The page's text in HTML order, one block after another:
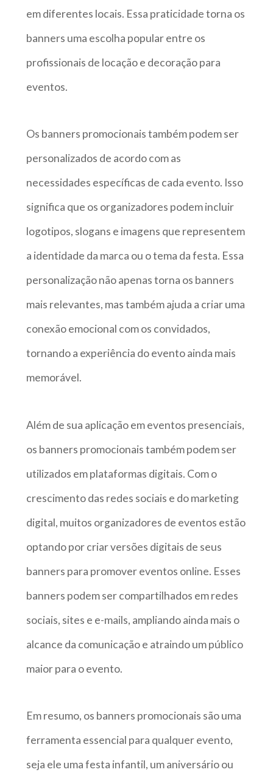
em diferentes locais. Essa praticidade torna os
banners uma escolha popular entre os
profissionais de locação e decoração para
eventos.
Os banners promocionais também podem ser
personalizados de acordo com as
necessidades específicas de cada evento. Isso
significa que os organizadores podem incluir
logotipos, slogans e imagens que representem
a identidade da marca ou o tema da festa. Essa
personalização não apenas torna os banners
mais relevantes, mas também ajuda a criar uma
conexão emocional com os convidados,
tornando a experiência do evento ainda mais
memorável.
Além de sua aplicação em eventos presenciais,
os banners promocionais também podem ser
utilizados em plataformas digitais. Com o
crescimento das redes sociais e do marketing
digital, muitos organizadores de eventos estão
optando por criar versões digitais de seus
banners para promover eventos online. Esses
banners podem ser compartilhados em redes
sociais, sites e e-mails, ampliando ainda mais o
alcance da comunicação e atraindo um público
maior para o evento.
Em resumo, os banners promocionais são uma
ferramenta essencial para qualquer evento,
seja ele uma festa infantil, um aniversário ou